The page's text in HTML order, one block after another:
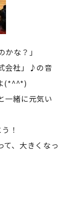
かな？」
会社」♪の音
(*^^*)
一緒に元気い
！
て、大きくなっ